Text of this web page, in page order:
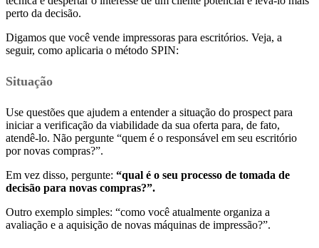
perto da decisão.
Digamos que você vende impressoras para escritórios. Veja, a
seguir, como aplicaria o método SPIN:
Situação
Use questões que ajudem a entender a situação do prospect para
iniciar a verificação da viabilidade da sua oferta para, de fato,
atendê-lo. Não pergunte “quem é o responsável em seu escritório
por novas compras?”.
Em vez disso, pergunte: “qual é o seu processo de tomada de
decisão para novas compras?”.
Outro exemplo simples: “como você atualmente organiza a
avaliação e a aquisição de novas máquinas de impressão?”.